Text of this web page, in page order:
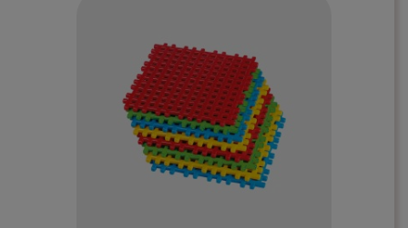
Do koszyka